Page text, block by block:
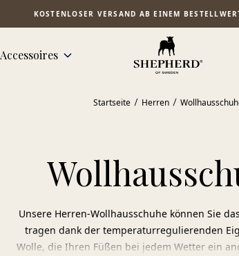
KOSTENLOSER VERSAND AB EINEM
Accessoires
Startseite Herren
Unsere Herren-Wollhausschuhe können Sie
tragen dank der temperaturregulierenden
Wolle, die Ihren Füßen bei jedem Wetter ein